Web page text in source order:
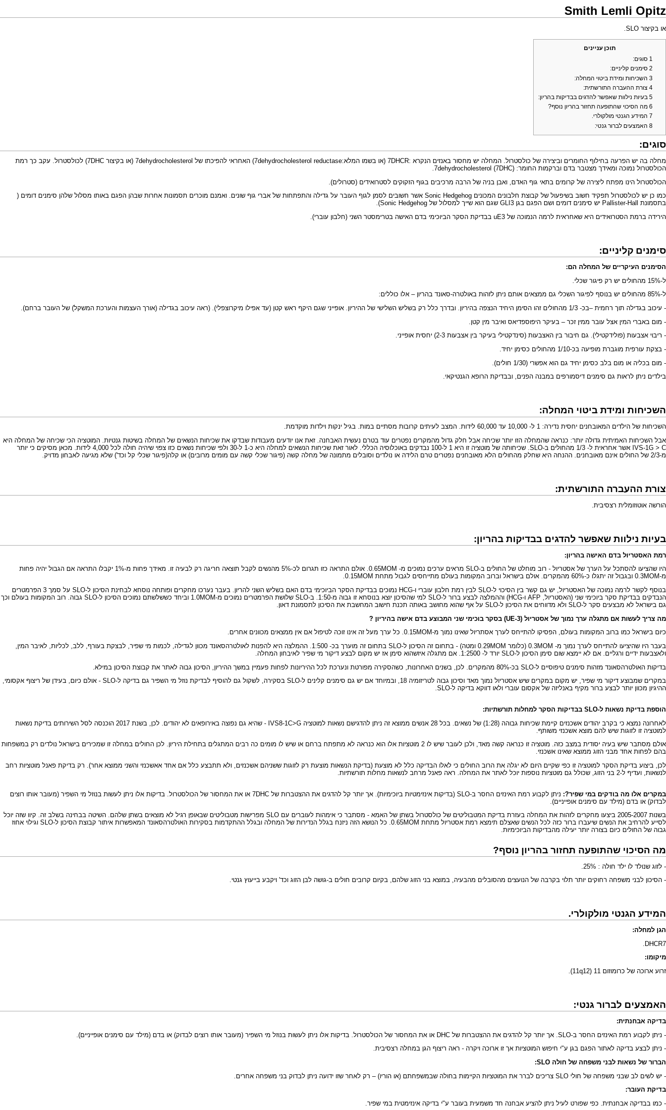
Smith Lemli Opitz
או בקיצור SLO.
תוכן עניינים
1 סוגים:
2 סימנים קליניים:
3 השכיחות ומידת ביטוי המחלה:
4 צורת ההעברה התורשתית:
5 בעיות נילוות שאפשר להדגים בבדיקות בהריון:
6 מה הסיכוי שהתופעה תחזור בהריון נוסף?
7 המידע הגנטי מולקולרי.
8 האמצעים לברור גנטי:
סוגים:
מחלה בה יש הפרעה בחילוף החומרים וביצירה של כולסטרול. המחלה יש מחסור באנזים הנקרא :7DHCR (או בשמו המלא:7dehydrocholesterol reductase) האחראי להפיכתו של 7dehydrocholesterol (או בקיצור 7DHC) לכולסטרול. עקב כך רמת
הכולסטרול נמוכה ומאידך מצטבר בדם וברקמות החומר: (7dehydrocholesterol (7DHC.
הכולסטרול הינו מפתח ליצירה של קרומים בתאי גוף האדם, ואבן בניה של הרבה מרכיבים בגוף הזקוקים לסטרואידים (סטרולים).
כמו כן יש לכולסטרול תפקיד חשוב בשיפעול של קבוצת חלבונים המכונים Sonic Hedgehog אשר חשובים לסמן לגוף העובר על גדילה והתפתחות של אברי גוף שונים. ואמנם מוכרים תסמונות אחרות שבהן הפגם באותו מסלול שלהן סימנים דומים (
בתסמונת Pallister-Hall יש סימנים דומים ושם הפגם בגן GLI3 שגם הוא שייך למסלול של Sonic Hedgehog).
הירידה ברמת הסטרואידים היא שאחראית לרמה הנמוכה של uE3 בבדיקת הסקר הביוכימי בדם האישה בטרימסטר השני (חלבון עוברי).
סימנים קליניים:
הסימנים העיקריים של המחלה הם:
ל-15% מהחולים יש רק פיגור שכלי.
ל-85% מהחולים יש בנוסף לפיגור השכלי גם ממצאים אותם ניתן לזהות באולטרה-סאונד בהריון – אלו כוללים:
- עיכוב בגדילה תוך רחמית –בכ- 1/3 מהחולים זהו הסימן היחיד הנצפה בהיריון. ובדרך כלל רק בשליש השלישי של ההיריון. אופייני שגם
היקף ראש קטן (עד אפילו מיקרוצפלי). (ראה עיכוב בגדילה (אורך העצמות והערכת המשקל) של העובר ברחם).
- מום באברי המין אצל עובר ממין זכר – בעיקר היפוספדיאס ואיבר מין קטן.
- ריבוי אצבעות (פולידקטילי). גם חיבור בין האצבעות (סינדקטילי בעיקר בין אצבעות 2-3) יחסית אופייני.
- בצקת עורפית מוגברת מופיעה בכ-1/10 מהחולים כסימן יחיד.
- מום בכליה או מום בלב כסימן יחיד גם הוא אפשרי (1/30 חולים).
בילדים ניתן לראות גם סימנים דיסמורפים במבנה הפנים, ובבדיקת הרופא הגנטיקאי.
השכיחות ומידת ביטוי המחלה:
השכיחות של הילדים המאובחנים יחסית נדירה: 1 ל- 10,000 עד 60,000 לידות. המצב לעיתים קרובות מסתיים במות. בגיל ינקות וילדות מוקדמת.
אבל השכיחות האמיתית גדולה יותר: כנראה שהמחלה הזו יותר שכיחה אבל חלק גדול מהמקרים נפטרים עוד בטרם נעשית האבחנה. זאת אנו יודעים מעבודות שבדקו את שכיחות הנשאים של המחלה בשיטות גנטיות. המוטציה הכי שכיחה של המחלה היא
IVS-1G > C אשר אחראית ל- 1/3 מהחולים ב-SLO. שכיחותה של מוטציה זו היא 1 ל-100 נבדקים באוכלוסיה הכללי. לאור זאת שכיחות הנשאים למחלה היא כ-1 ל-30 ולפי שכיחות נשאים כזו צפוי שיהיה חולה לכל 4,000 לידות. מכאן מסיקים כי יותר
מ-2/3 של החולים אינם מאובחנים. ההנחה היא שחלק מהחולים הלא מאובחנים נפטרים טרם הלידה או נולדים וסובלים מתמונה של מחלה קשה (פיגור שכלי קשה עם מומים מרובים) או קלה(פיגור שכלי קל וכד') שלא מגיעה לאבחון מדויק.
צורת ההעברה התורשתית:
הורשה אוטוזומלית רצסיבית
בעיות נילוות שאפשר להדגים בבדיקות בהריון:
רמת האסטריול בדם האישה בהריון:
היו שהציעו להסתכל על הערך של אסטריול - רוב מוחלט של החולים ב-SLO מראים ערכים נמוכים מ- 0.65MOM. אולם התראה כזו תגרום לכ-5% מהנשים לקבל תוצאה חריגה רק לבעיה זו. מאידך פחות מ-1% יקבלו התראה אם הגבול יהיה פחות
מ-0.3MOM ובגבול זה יתגלו כ-60% מהמקרים. אולם בישראל וברוב המקומות בעולם מתייחסים לגבול מתחת 0.15MOM.
בנוסף לקשר לרמה נמוכה של האסטריול, יש גם קשר בין הסיכוי ל-SLO לבין רמת חלבון עוברי ו-HCG נמוכים בבדיקת הסקר הביוכימי בדם האם בשליש השני להריון. בעבר נערכו מחקרים ופותחה נוסחא לבחינת הסיכון ל-SLO על סמך 3 הפרמטרים
הנבדקים בבדיקת סקר ביוכימי שני (האסטריול, AFP ו-HCG) וההמלצה לבצע ברור ל-SLO למי שהסיכון יוצא בנוסחא זו גבוה מ-1:50. ב-SLO שלושת הפרמטרים נמוכים מ-1.0MOM וביחד כששלשתם נמוכים הסיכון ל-SLO גבוה. רוב המקומות בעולם וכך
גם בישראל לא מבצעים סקר ל-SLO ולא מדווחים את הסיכון ל-SLO על אף שהוא מחושב באותה תכנת חישוב המחשבת את הסיכון לתסמונת דאון.
מה צריך לעשות אם מתגלה ערך נמוך של אסטריול (UE-3) בסקר בוכימי שני המבוצע בדם אישה בהיריון ?
כיום בישראל כמו ברוב המקומות בעולם, הפסיקו להתייחס לערך אסתריול שאינו נמוך מ-0.15MOM. כל ערך מעל זה אינו זוכה לטיפול אם אין ממצאים מכוונים אחרים.
בעבר היו שהיציעו להתייחס לערך נמוך מ- 0.3MOM (כלומר 0.29MOM ומטה) - בתחום זה הסיכון ל-SLO בתחום זה מוערך בכ- 1:500. ההמלצה היא להפנות לאולטרהסאונד מכוון לגדילה, לכמות מי שפיר, לבצקת בעורף, ללב, לכליות, לאיבר המין,
ולאצבעות ידיים ורגליים. אם לא יימצא שום סימן הסיכון ל-SLO יורד ל- 1:2500. אם מתגלה איזשהוא סימן אז יש מקום לבצע דיקור מי שפיר לאיבחון המחלה.
בדיקות האולטרהסאונד מזהות סימנים טיפוסיים ל-SLO בכ-80% מהמקרים. לכן, בשנים האחרונות, כשהסקירה מפורטת ונערכת לכל ההיריונות לפחות פעמיין במשך ההיריון, הסיכון גבוה לאתר את קבוצת הסיכון במילא.
במקרים שמבוצע דיקור מי שפיר, יש מקום במקרים שיש אסטריול נמוך מאד וסיכון גבוה לטריזומיה 18, ובמיוחד אם יש גם סימנים קלינים ל-SLO בסקירה, לשקול גם להוסיף לבדיקת נוזל מי השפיר גם בדיקה ל-SLO - אולם כיום, בעידן של
ריצוף אקסומי,
ההיגיון מכוון יותר לבצע ברור מקיף באנליזה של אקסום עוברי ולאו דווקא בדיקה ל-SLO.
הוספת בדיקת נשאות ל-SLO בבדיקות הסקר למחלות תורשתיות:
לאחרונה נמצא כי בקרב יהודים אשכנזים קיימת שכיחות גבוהה (1:28) של נשאים. בכל 28 אנשים ממוצא זה ניתן להדגישם נשאות למוטציה IVS8-1C>G - שהיא גם נפוצה באירופאים לא יהודים. לכן, בשנת 2017 הוכנסה לסל השירותים בדיקת נשאות
למוטציה זו לזוגות שיש להם מוצא אשכנזי משותף.
אולם מסתבר שיש בעיה יסודית במצב כזה. מוטציה זו כנראה קשה מאד, ולכן לעובר שיש לו 2 מוטציות אלו הוא כנראה לא מתפתח ברחם או שיש לו מומים כה רבים המתגלים בתחילת היריון. לכן החולים במחלה זו שמכירים בישראל נולדים רק במשפחות
בהם לפחות אחד מבני הזוג ממוצא שאינו אשכנזי.
לכן, ביצוע בדיקת הסקר למוטציה זו כפי שקיים היום לא יגלה את הרוב החולים כי לאלו הבדיקה כלל לא מוצעת (בדיקת הנשאות מוצעת רק לזוגות ששניהם אשכנזים, ולא תתבצע כלל אם אחד אאשכנזי והשני ממוצא אחר). רק בדיקת פאנל מוטציות רחב
לנשאות, ועדיף ל-2 בני הזוג, שכולל גם מוטציות נוספות יוכל לאתר את המחלה.
ראה פאנל מרחב לנשאות מחלות תורשתיות.
במקרים אלו מה בודקים במי שפיר?:
ניתן לקבוע רמת האינזים החסר ב-SLO (בדיקות אינזימטיות ביוכימיות). אך יותר קל להדגים את ההצטברות של 7DHC או את המחסור של הכולסטרול. בדיקות אלו ניתן לעשות בנוזל מי השפיר (מעובר אותו רוצים
לבדוק) או בדם (מילד עם סימנים אופייניים).
בשנות 2005-2007 ביצעו מחקרים לזהות את המחלה בעזרת בדיקת המטבוליטים של כולסטרול בשתן של האמא - מסתבר כי אימהות לעוברים עם SLO מפרישות מטבוליטים שבאופן רגיל לא מוצאים בשתן שלהם. השיטה בבחינה בשלב זה. קיוו שזה יוכל
לסייע להרחיב את הנשים שיעברו ברור כזה לכל הנשים שאצלם תימצא רמת אסטריול מתחת 0.65MOM. כל הנושא הזה ניזנח בגלל הנדירות של המחלה ובגלל ההתקדמות בסקירות האולטרהסאונד המאפשרות איתור קבוצת הסיכון ל-SLO וגילוי אחוז
גבוה של החולים כיום בצורה יותר יעילה מהבדיקות הביוכימיות.
מה הסיכוי שהתופעה תחזור בהריון נוסף?
- לזוג שנולד לו ילד חולה : 25%.
- הסיכון לבני משפחה רחוקים יותר תלוי בקרבה של הנועצים מהסובלים מהבעיה, במוצא בני הזוג שלהם, בקיום קרובים חולים ב-גושה לבן הזוג וכד' ויקבע בייעוץ גנטי.
המידע הגנטי מולקולרי.
הגן למחלה:
DHCR7.
מיקומו:
זרוע ארוכה של כרומוזום 11 (11q12).
האמצעים לברור גנטי:
בדיקה אבחנתית:
- ניתן לקבוע רמת האינזים החסר ב-SLO. אך יותר קל להדגים את ההצטברות של DHC או את המחסור של הכולסטרול. בדיקות אלו ניתן לעשות בנוזל מי השפיר (מעובר אותו רוצים לבדוק) או בדם (מילד עם סימנים אופייניים).
- ניתן לבצע בדיקה לאתור הפגם בגן ע"י חיפוש המוטציות אך זו ארוכה ויקרה - ראה ריצוף הגן במחלה רצסיבית.
הברור של נשאות לבני משפחה של חולה SLO:
- יש לשים לב שבני משפחה של חולי SLO צריכים לברר את המוטציות הקיימות בחולה שבמשפחתם (או הוריו) – רק לאחר שזו ידועה ניתן לבדוק בני משפחה אחרים.
בדיקת העובר:
- כמו בבדיקה אבחנתית. כפי שפורט לעיל ניתן להציע אבחנה חד משמעית בעובר ע"י בדיקה אינזימטית במי שפיר.